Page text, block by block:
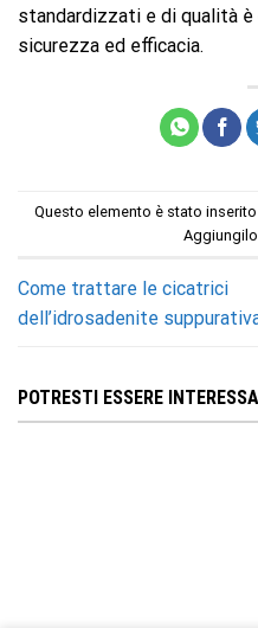
standardizzati e di qualità è
sicurezza ed efficacia.
Questo elemento è stato inserito
Come trattare le cicatrici
dell’idrosadenite
POTRESTI ESSERE